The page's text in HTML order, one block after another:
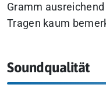
Gramm
Tragen kaum
Soundqualität